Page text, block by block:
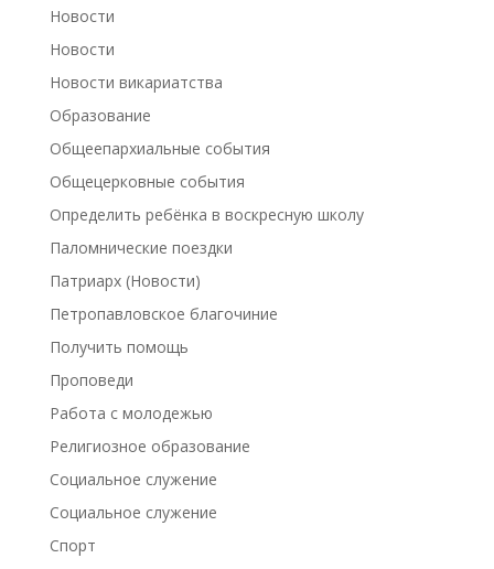
Новости
Новости
Новости викариатства
Образование
Общеепархиальные события
Общецерковные события
Определить ребёнка в воскресную школу
Паломнические поездки
Патриарх (Новости)
Петропавловское благочиние
Получить помощь
Проповеди
Работа с молодежью
Религиозное образование
Социальное служение
Социальное служение
Спорт